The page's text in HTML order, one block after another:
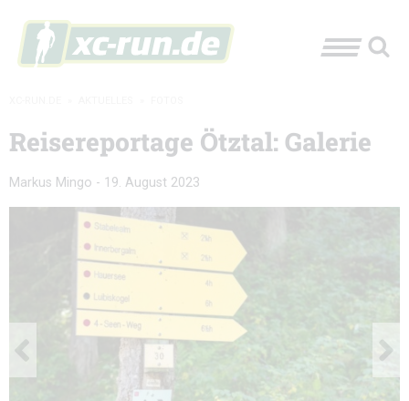
Reisereportage Ötztal: Galerie
Markus Mingo - 19. August 2023